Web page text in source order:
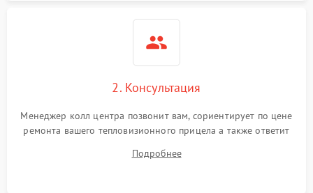
перенапряжения
1500 ₽
2. Консультация
Менеджер колл центра позвонит вам, сориентирует по цене
ремонта вашего тепловизионного прицела а также ответит
Подробнее